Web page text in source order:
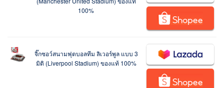
100%
จิ๊กซอว์สนามฟุตบอลทีม ลิเวอร์พูล แบบ 3
มิติ (Liverpool Stadium) ของแท้ 100%